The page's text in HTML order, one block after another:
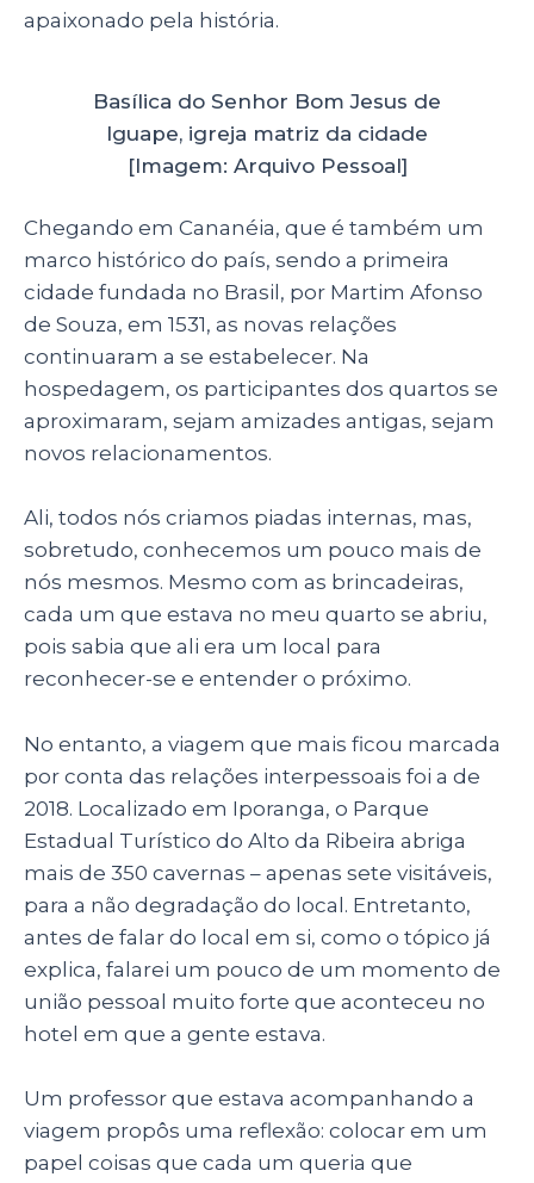
apaixonado pela história.
Basílica do Senhor Bom Jesus de
Iguape, igreja matriz da cidade
[Imagem: Arquivo Pessoal]
Chegando em Cananéia, que é também um
marco histórico do país, sendo a primeira
cidade fundada no Brasil, por Martim Afonso
de Souza, em 1531, as novas relações
continuaram a se estabelecer. Na
hospedagem, os participantes dos quartos se
aproximaram, sejam amizades antigas, sejam
novos relacionamentos.
Ali, todos nós criamos piadas internas, mas,
sobretudo, conhecemos um pouco mais de
nós mesmos. Mesmo com as brincadeiras,
cada um que estava no meu quarto se abriu,
pois sabia que ali era um local para
reconhecer-se e entender o próximo.
No entanto, a viagem que mais ficou marcada
por conta das relações interpessoais foi a de
2018. Localizado em Iporanga, o Parque
Estadual Turístico do Alto da Ribeira abriga
mais de 350 cavernas – apenas sete visitáveis,
para a não degradação do local. Entretanto,
antes de falar do local em si, como o tópico já
explica, falarei um pouco de um momento de
união pessoal muito forte que aconteceu no
hotel em que a gente estava.
Um professor que estava acompanhando a
viagem propôs uma reflexão: colocar em um
papel coisas que cada um queria que